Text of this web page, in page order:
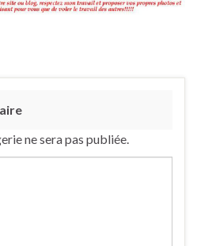
ne sera pas publiée.